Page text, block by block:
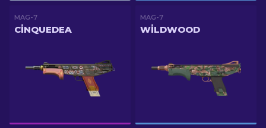
MAG-7
CINQUEDEA
MAG-7
WILDWOOD